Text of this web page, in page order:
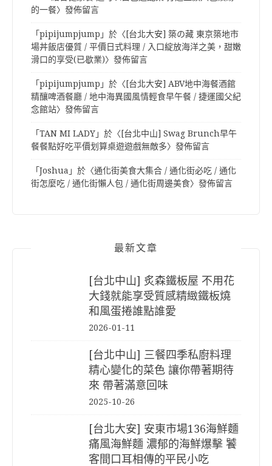
的一餐〉發佈留言
「pipijumpjump 」於〈 [台北大安] 築の藏 東京築地市
場丼飯店優質 / 平價日式料理 / 入口綻放海洋之美，甜嫩
滑口的享受(已歇業)〉發佈留言
「pipijumpjump 」於〈 [台北大安] ABV地中海餐酒館
精釀啤酒餐廳 / 地中海異國風情輕食早午餐 / 捷運國父紀
念館站〉發佈留言
「TAN MI LADY」於〈 [台北中山] Swag Brunch早午
餐餐點好吃平價划算桌遊遊戲無敵多〉發佈留言
「Joshua 」於〈通化街美食大集合 / 通化街必吃 / 通化
街怎麼吃 / 通化街懶人包 / 通化街周邊美食〉發佈留言
最新文章
[台北中山] 炙森鐵板屋 不用花
大錢就能享受質感精緻鐵板燒
和風蛋捲誰點誰愛
2026-01-11
[台北中山] 三餐四季私廚料理
精心變化的菜色 讓你帶著期待
來 帶著滿意回味
2025-10-26
[台北大安] 安東市場136海鮮麵
痛風海鮮麵 濃郁的海鮮爆擊 饕
客間口耳相傳的平民小吃